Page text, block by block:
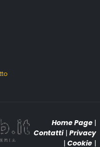
Home Page |
Contatti| Privacy
| Cookie |